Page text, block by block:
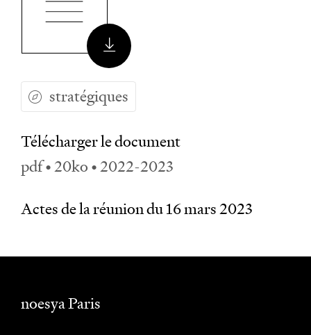
stratégiques
Télécharger le document
pdf • 20ko • 2022-2023
Actes de la réunion du 16 mars 2023
noesya Paris